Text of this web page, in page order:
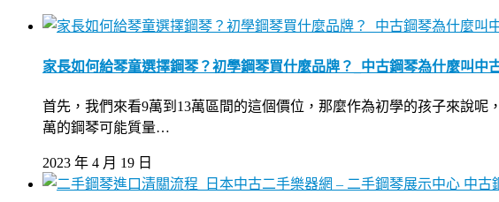
家長如何給琴童選擇鋼琴？初學鋼琴買什麼品牌？_中古鋼琴為什麼叫中
首先，我們來看9萬到13萬區間的這個價位，那麼作為初學的孩子來說
萬的鋼琴可能質量…
2023 年 4 月 19 日
中古